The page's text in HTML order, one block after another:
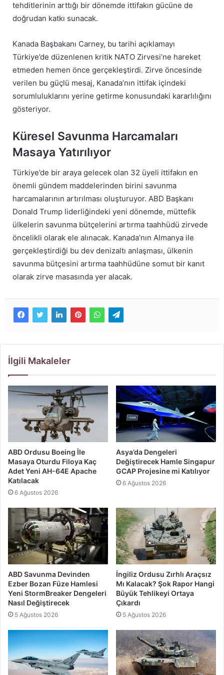
tehditlerinin arttığı bir dönemde ittifakın gücüne de
doğrudan katkı sunacak.
Kanada Başbakanı Carney, bu tarihi açıklamayı
Türkiye’de düzenlenen kritik NATO Zirvesi’ne hareket
etmeden hemen önce gerçekleştirdi. Zirve öncesinde
verilen bu güçlü mesaj, Kanada’nın ittifak içindeki
sorumluluklarını yerine getirme konusundaki kararlılığını
gösteriyor.
Küresel Savunma Harcamaları
Masaya Yatırılıyor
Türkiye’de bir araya gelecek olan 32 üyeli ittifakın en
önemli gündem maddelerinden birini savunma
harcamalarının artırılması oluşturuyor. ABD Başkanı
Donald Trump liderliğindeki yeni dönemde, müttefik
ülkelerin savunma bütçelerini artırma taahhüdü zirvede
öncelikli olarak ele alınacak. Kanada’nın Almanya ile
gerçekleştirdiği bu dev denizaltı anlaşması, ülkenin
savunma bütçesini artırma taahhüdüne somut bir kanıt
olarak zirve masasında yer alacak.
İlgili Makaleler
ABD Ordusu Boeing İle
Masaya Oturdu Filoya Kaç
Adet Yeni AH-64E Apache
Katılacak
6 Ağustos 2026
Asya’da Dengeleri
Değiştirecek Hamle Singapur
GCAP Projesine mi Katılıyor
6 Ağustos 2026
ABD Savunma Devinden
Ezber Bozan Füze Hamlesi
Yeni StormBreaker Dengeleri
Nasıl Değiştirecek
5 Ağustos 2026
İngiliz Ordusu Zırhlı Araçsız
Mı Kalacak? Şok Rapor Hangi
Büyük Tehlikeyi Ortaya
Çıkardı
5 Ağustos 2026